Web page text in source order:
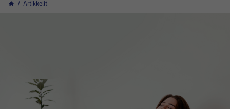
/ Artikkelit